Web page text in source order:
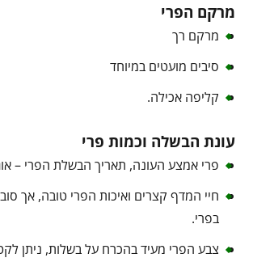
מרקם הפרי
מרקם רך
סיבים מועטים במיוחד
קליפה אכילה.
עונת הבשלה וכמות פרי
פרי אמצע העונה, תאריך הבשלת הפרי –
חיי המדף קצרים ואיכות הפרי טובה, אך
בפרי.
צבע הפרי מעיד בהכרח על בשלות, ניתן